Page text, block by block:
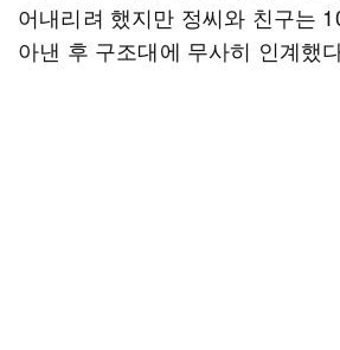
어내리려 했지만 정씨와 친구는
아낸 후 구조대에 무사히 인계했